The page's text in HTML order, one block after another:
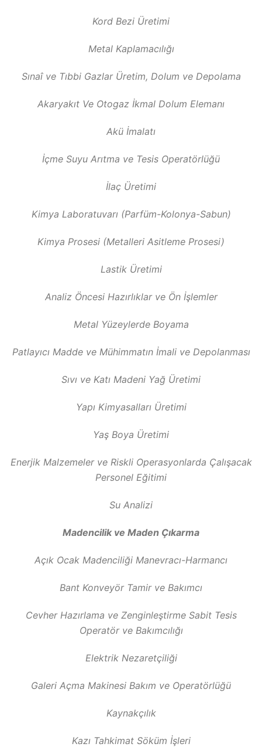
Kord Bezi Üretimi
Metal Kaplamacılığı
Sınaî ve Tıbbi Gazlar Üretim, Dolum ve Depolama
Akaryakıt Ve Otogaz İkmal Dolum Elemanı
Akü İmalatı
İçme Suyu Arıtma ve Tesis Operatörlüğü
İlaç Üretimi
Kimya Laboratuvarı (Parfüm-Kolonya-Sabun)
Kimya Prosesi (Metalleri Asitleme Prosesi)
Lastik Üretimi
Analiz Öncesi Hazırlıklar ve Ön İşlemler
Metal Yüzeylerde Boyama
Patlayıcı Madde ve Mühimmatın İmali ve Depolanması
Sıvı ve Katı Madeni Yağ Üretimi
Yapı Kimyasalları Üretimi
Yaş Boya Üretimi
Enerjik Malzemeler ve Riskli Operasyonlarda Çalışacak
Personel Eğitimi
Su Analizi
Madencilik ve Maden Çıkarma
Açık Ocak Madenciliği Manevracı-Harmancı
Bant Konveyör Tamir ve Bakımcı
Cevher Hazırlama ve Zenginleştirme Sabit Tesis
Operatör ve Bakımcılığı
Elektrik Nezaretçiliği
Galeri Açma Makinesi Bakım ve Operatörlüğü
Kaynakçılık
Kazı Tahkimat Söküm İşleri